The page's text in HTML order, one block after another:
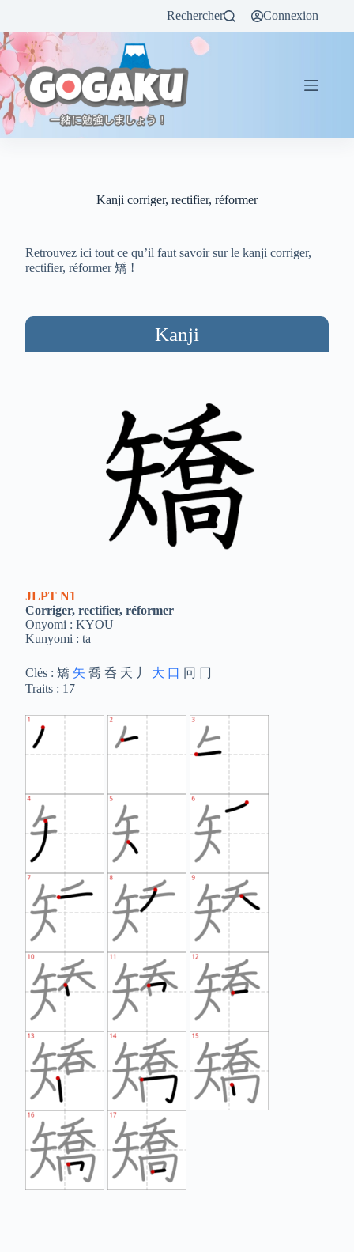
Rechercher Connexion
Kanji corriger, rectifier, réformer
Retrouvez ici tout ce qu’il faut savoir sur le kanji corriger,
rectifier, réformer 矯 !
Kanji
JLPT N1
Corriger, rectifier, réformer
Onyomi : KYOU
Kunyomi : ta
Clés : 矯 矢 喬 呑 夭 丿 大 口 冋 冂
Traits : 17